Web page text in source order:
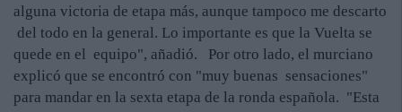
alguna victoria de etapa más, aunque tampoco me descarto
del todo en la general. Lo importante es que la Vuelta se
quede en el equipo", añadió. Por otro lado, el murciano
explicó que se encontró con "muy buenas sensaciones"
para mandar en la sexta etapa de la ronda española. "Esta